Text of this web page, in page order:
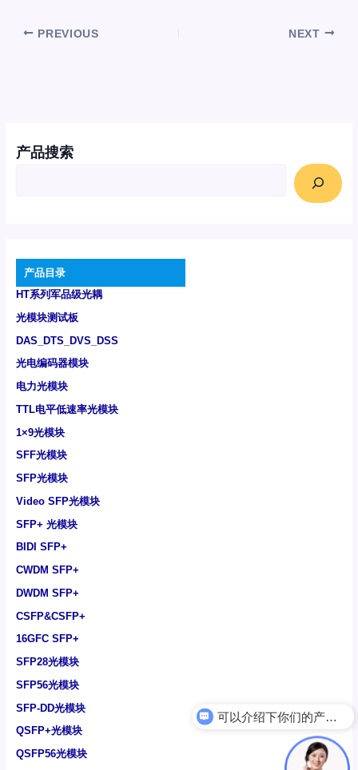
产品搜索
产品目录
HT系列军品级光耦
光模块测试板
DAS_DTS_DVS_DSS
光电编码器模块
电力光模块
TTL电平低速率光模块
1×9光模块
SFF光模块
SFP光模块
Video SFP光模块
SFP+ 光模块
BIDI SFP+
CWDM SFP+
DWDM SFP+
CSFP&CSFP+
16GFC SFP+
SFP28光模块
SFP56光模块
SFP-DD光模块
QSFP+光模块
QSFP56光模块
PREVIOUS NEXT
可以介绍下你们的产品么